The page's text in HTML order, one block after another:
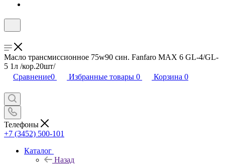
Масло трансмиссионное 75w90 син. Fanfaro MAX 6 GL-4/GL-
5 1л /кор.20шт/
Сравнение0 Избранные товары 0 Корзина 0
Телефоны
+7 (3452) 500-101
Каталог
Назад